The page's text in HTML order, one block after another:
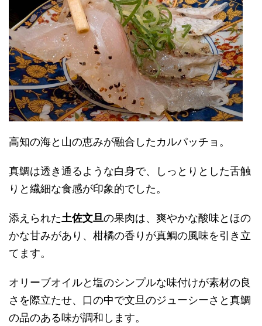
高知の海と山の恵みが融合したカルパッチョ。
真鯛は透き通るような白身で、しっとりとした舌触
りと繊細な食感が印象的でした。
添えられた土佐文旦の果肉は、爽やかな酸味とほの
かな甘みがあり、柑橘の香りが真鯛の風味を引き立
てます。
オリーブオイルと塩のシンプルな味付けが素材の良
さを際立たせ、口の中で文旦のジューシーさと真鯛
の品のある味が調和します。